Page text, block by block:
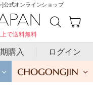
]公式オンラインショップ
で送料無料
購入 ログイン